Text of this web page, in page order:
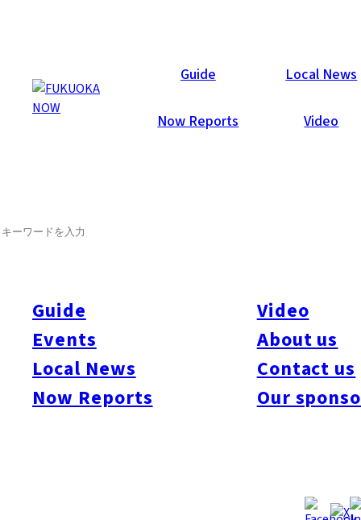
Guide Local News
Now Reports Video
Guide
Events
Local News
Now Reports
Video
About us
Contact us
Our
Area Guides
#Itoshima Now
#Art & Culture#Beauty & Health #Food & Drink#Places
#People#Shopping#Things To Do